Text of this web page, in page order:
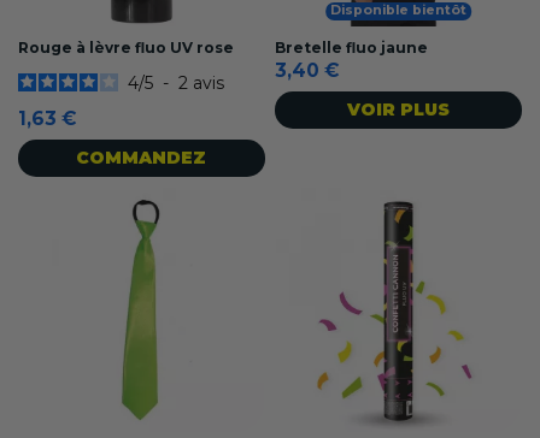
Rouge à lèvre fluo UV rose
4/5 - 2 avis
1,63 €
COMMANDEZ
Disponible bientôt
Bretelle fluo jaune
3,40 €
VOIR PLUS